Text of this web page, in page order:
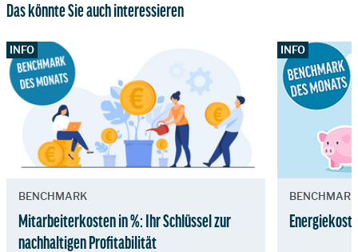
Das könnte Sie auch interessieren
INFO
BENCHMARK
Mitarbeiterkosten in %: Ihr Schlüssel zur
nachhaltigen Profitabilität
INFO
BENCHMARK